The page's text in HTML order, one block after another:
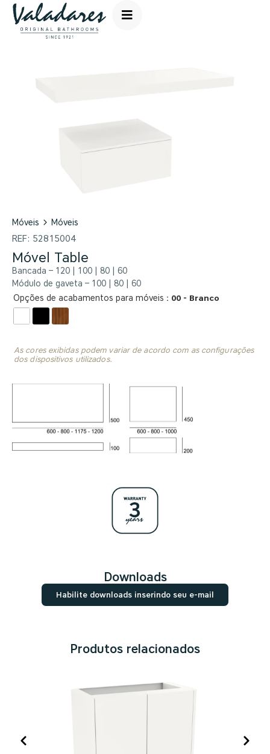
Móveis Móveis
REF: 52815004
Móvel Table
Bancada – 120 | 100 | 80 | 60
Módulo de gaveta – 100 | 80 | 60
Opções de acabamentos para móveis : 00 - Branco
As cores exibidas podem variar de acordo com as configurações
dos dispositivos utilizados.
Downloads
Habilite downloads inserindo seu e-mail
Produtos relacionados